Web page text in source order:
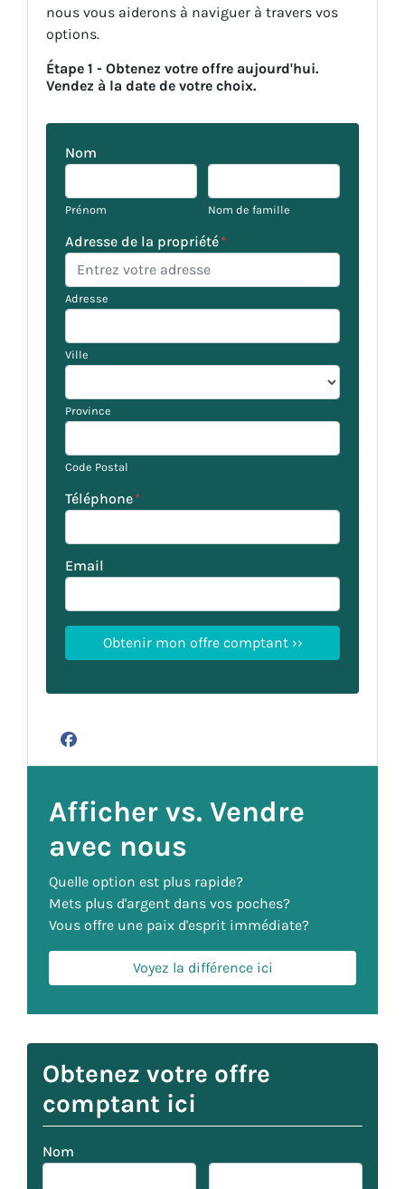
nous vous aiderons à naviguer à travers vos
options.
Étape 1 - Obtenez votre offre aujourd'hui.
Vendez à la date de votre choix.
Nom
Prénom Nom de famille
Adresse de la propriété*
Adresse
Ville
Province
Code Postal
Téléphone*
Email
Facebook
Afficher vs. Vendre
avec nous
Quelle option est plus rapide?
Mets plus d'argent dans vos poches?
Vous offre une paix d'esprit immédiate?
Voyez la différence ici
Obtenez votre offre
comptant ici
Nom